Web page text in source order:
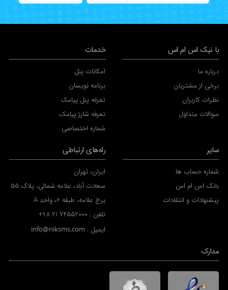
با نیک اس ام اس
درباره ما
برخی از مشتریان
نظرات کاربران
سوالات متداول
خدمات
امکانات پنل
برنامه نویسان
تعرفه پنل پیامک
تعرفه شارژ پیامک
شماره اختصاصی
سایر
شماره حساب ها
بانک اس ام اس
پیشنهادات و انتقادات
راه‌های ارتباطی
ایران، تهران
سعادت آباد، علامه شمالی، پلاک 55
برج علامه، طبقه 6، واحد A
تلفن : +98 21 74552000
ایمیل : info@niksms.com
مدارک